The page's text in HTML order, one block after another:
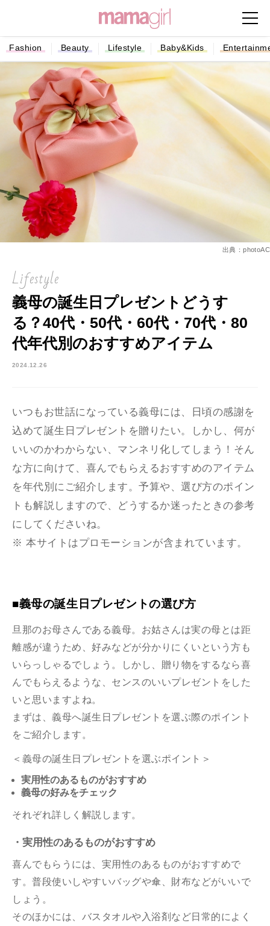
Fashion Beauty Lifestyle Baby&Kids
出典：photoAC
Lifestyle
義母の誕生日プレゼントどうす
る？40代・50代・60代・70代・80
代年代別のおすすめアイテム
2024.12.26
いつもお世話になっている義母には、日頃の感謝を
込めて誕生日プレゼントを贈りたい。しかし、何が
いいのかわからない、マンネリ化してしまう！そん
な方に向けて、喜んでもらえるおすすめのアイテム
を年代別にご紹介します。予算や、選び方のポイン
トも解説しますので、どうするか迷ったときの参考
にしてくださいね。
※ 本サイトはプロモーションが含まれています。
■義母の誕生日プレゼントの選び方
旦那のお母さんである義母。お姑さんは実の母とは距
離感が違うため、好みなどが分かりにくいという方も
いらっしゃるでしょう。しかし、贈り物をするなら喜
んでもらえるような、センスのいいプレゼントをした
いと思いますよね。
まずは、義母へ誕生日プレゼントを選ぶ際のポイント
をご紹介します。
＜義母の誕生日プレゼントを選ぶポイント＞
実用性のあるものがおすすめ
義母の好みをチェック
それぞれ詳しく解説します。
・実用性のあるものがおすすめ
喜んでもらうには、実用性のあるものがおすすめで
す。普段使いしやすいバッグや傘、財布などがいいで
しょう。
そのほかには、バスタオルや入浴剤など日常的によく